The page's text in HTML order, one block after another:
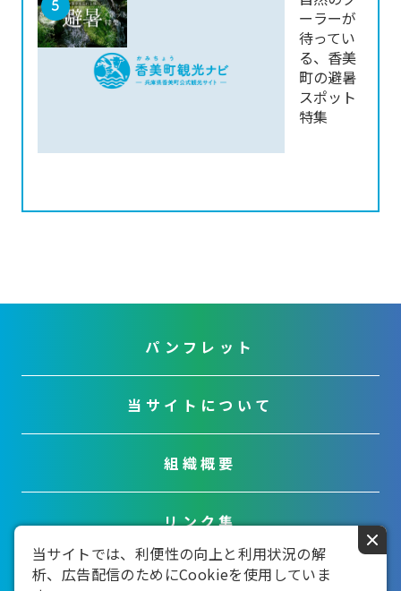
ーラーが
待ってい
る、香美
町の避暑
スポット
特集
パンフレット
当サイトについて
組織概要
リンク集
お問い合わせ
当サイトでは、利便性の向上と利用状況の解
析、広告配信のためにCookieを使用していま
×